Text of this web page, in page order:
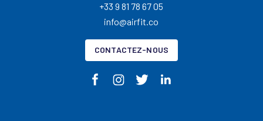
+33 9 81 78 67 05
info@airfit.co
CONTACTEZ-NOUS